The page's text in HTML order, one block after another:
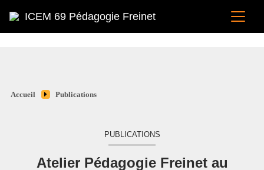
ICEM 69 Pédagogie Freinet
Accueil Publications
PUBLICATIONS
Atelier Pédagogie Freinet au